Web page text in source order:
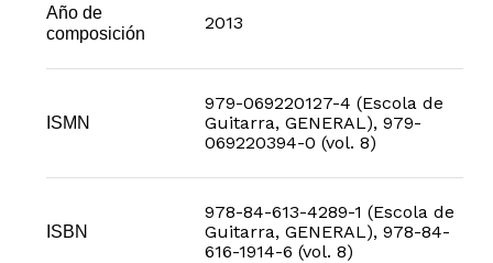
Año de
composición
2013
ISMN
979-069220127-4 (Escola de
Guitarra, GENERAL), 979-
069220394-0 (vol. 8)
ISBN
978-84-613-4289-1 (Escola de
Guitarra, GENERAL), 978-84-
616-1914-6 (vol. 8)